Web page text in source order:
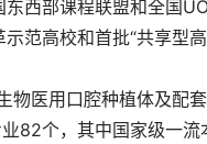
西部课程联盟和全国
范高校和首批“共享型高
物医用口腔种植体及配
82个，其中国家级一